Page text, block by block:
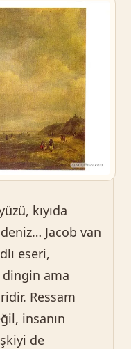
kıyıda
Jacob van
eseri,
dingin ama
Ressam
insanın
de